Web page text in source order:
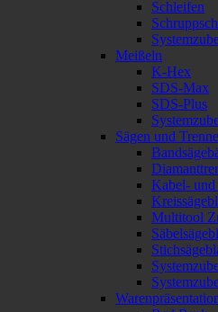
Schleifen
Meißeln
K-Hex
SDS-Max
SDS-Plus
Sägen und
Kabel- und
Multitool